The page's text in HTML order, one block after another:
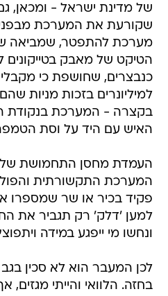
מערכת להתפטר, שמביאה
הטיקט של מאבק בטייקונים
כנבצרים, שחושפת כי
למיליונרים בזכות מניות
בקצרה - המערכת בנקודת
האיש עם היד על וסת
העמדת מחסן התחמושת של
פקיד בכיר או שר שמספרו
למען 'דלק' רק תגביר את
ונחשו מי ייפגע במידה
לכן המעבר הוא לא סכין בגב
העיתונאים במסדרון
ציבור לא פחות